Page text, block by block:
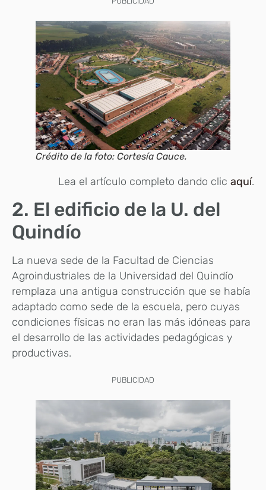
Crédito de la foto: Cortesía Cauce.
Lea el artículo completo dando clic aquí.
2. El edificio de la U. del
Quindío
La nueva sede de la Facultad de Ciencias
Agroindustriales de la Universidad del Quindío
remplaza una antigua construcción que se había
adaptado como sede de la escuela, pero cuyas
condiciones físicas no eran las más idóneas para
el desarrollo de las actividades pedagógicas y
productivas.
PUBLICIDAD